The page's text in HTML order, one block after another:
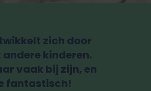
zich door
kinderen.
vaak bij zijn, en
fantastisch!